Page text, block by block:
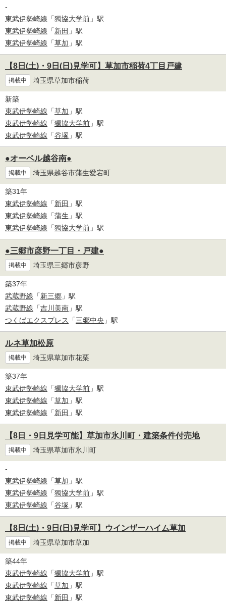
-
東武伊勢崎線 「獨協大学前 」駅
東武伊勢崎線 「新田 」駅
東武伊勢崎線 「草加 」駅
【8日(土)・9日(日)見学可】草加市稲荷4丁目戸建
掲載中 埼玉県草加市稲荷
新築
東武伊勢崎線 「草加 」駅
東武伊勢崎線 「獨協大学前 」駅
東武伊勢崎線 「谷塚 」駅
●オーベル越谷南●
掲載中 埼玉県越谷市蒲生愛宕町
築31年
東武伊勢崎線 「新田 」駅
東武伊勢崎線 「蒲生 」駅
東武伊勢崎線 「獨協大学前 」駅
●三郷市彦野一丁目・戸建●
掲載中 埼玉県三郷市彦野
築37年
武蔵野線 「新三郷 」駅
武蔵野線 「吉川美南 」駅
つくばエクスプレス
「三郷中央 」駅
ルネ草加松原
掲載中 埼玉県草加市花栗
築37年
東武伊勢崎線 「獨協大学前 」駅
東武伊勢崎線 「草加 」駅
東武伊勢崎線 「新田 」駅
【8日・9日見学可能】草加市氷川町・建築条件付売地
掲載中 埼玉県草加市氷川町
-
東武伊勢崎線 「草加 」駅
東武伊勢崎線 「獨協大学前 」駅
東武伊勢崎線 「谷塚 」駅
【8日(土)・9日(日)見学可】ウインザーハイム草加
掲載中 埼玉県草加市草加
築44年
東武伊勢崎線 「獨協大学前 」駅
東武伊勢崎線 「草加 」駅
東武伊勢崎線 「新田 」駅